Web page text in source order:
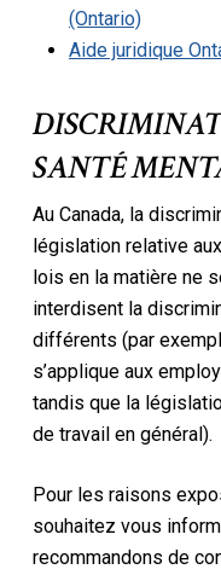
(Ontario)
Aide juridique
SANTÉ
Au Canada, la
législation relative
lois en la matière ne
interdisent la
différents (par
s’applique aux
tandis que la
de travail en général).
Pour les raisons
souhaitez vous
recommandons de